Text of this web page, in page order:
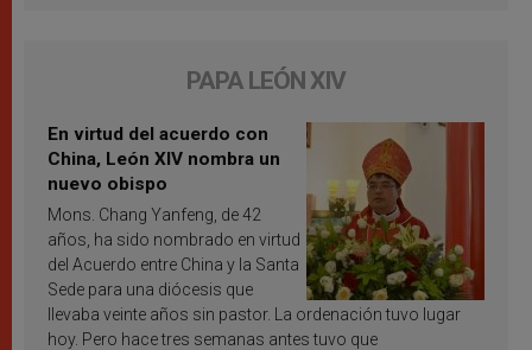
PAPA LEÓN XIV
En virtud del acuerdo con
China, León XIV nombra un
nuevo obispo
Mons. Chang Yanfeng, de 42
años, ha sido nombrado en virtud
del Acuerdo entre China y la Santa
Sede para una diócesis que
llevaba veinte años sin pastor. La ordenación tuvo lugar
hoy. Pero hace tres semanas antes tuvo que